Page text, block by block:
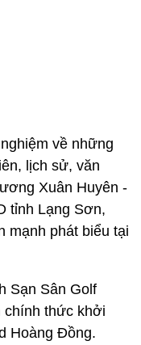
về những
lịch sử, văn
Xuân Huyên -
tỉnh Lạng Sơn,
mạnh phát biểu tại
Sạn Sân Golf
chính thức khởi
Hoàng Đồng.